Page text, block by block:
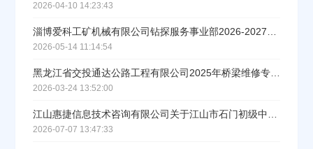
2026-04-10 14:23:43
淄博爱科工矿机械有限公司钻探服务事业部2026-2027年钻探工程劳务入围招标项目重新招标中标结果公告
2026-05-14 11:14:54
黑龙江省交投通达公路工程有限公司2025年桥梁维修专项工程项目劳务分包中标公告
2026-03-24 13:52:00
江山惠捷信息技术咨询有限公司关于江山市石门初级中学食堂劳务外包采购项目中标(成交)结果公告
2026-07-07 13:47:33